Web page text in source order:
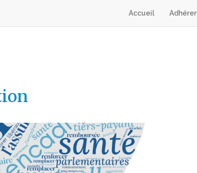
Accueil Adhérer